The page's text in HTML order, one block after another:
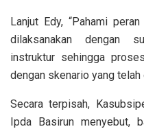
Lanjut Edy, “Pahami
dilaksanakan dengan
instruktur sehingga
dengan skenario yang telah
Secara terpisah,
Ipda Basirun menyebut,